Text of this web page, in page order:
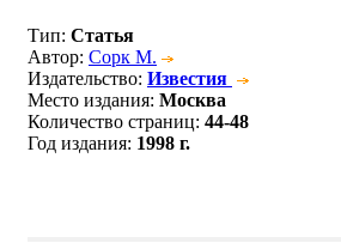
Тип: Статья
Автор: Сорк М.
Издательство: Известия
Место издания: Москва
Количество страниц: 44-48
Год издания: 1998 г.